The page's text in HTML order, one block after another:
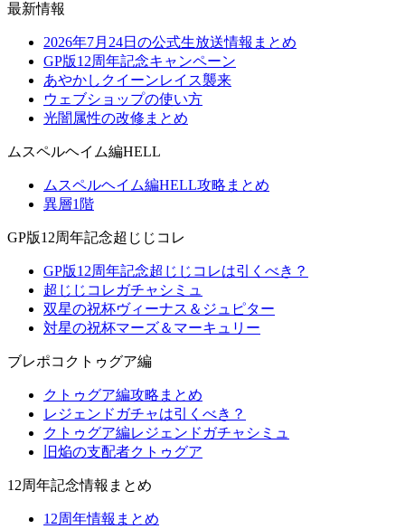
最新情報
2026年7月24日の公式生放送情報まとめ
GP版12周年記念キャンペーン
あやかしクイーンレイス襲来
ウェブショップの使い方
光闇属性の改修まとめ
ムスペルヘイム編HELL
ムスペルヘイム編HELL攻略まとめ
異層1階
GP版12周年記念超じじコレ
GP版12周年記念超じじコレは引くべき？
超じじコレガチャシミュ
双星の祝杯ヴィーナス＆ジュピター
対星の祝杯マーズ＆マーキュリー
ブレポコクトゥグア編
クトゥグア編攻略まとめ
レジェンドガチャは引くべき？
クトゥグア編レジェンドガチャシミュ
旧焔の支配者クトゥグア
12周年記念情報まとめ
12周年情報まとめ